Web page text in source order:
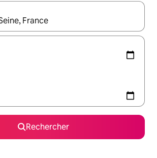
s'affichent, utilisez les flèches vers le
Rechercher